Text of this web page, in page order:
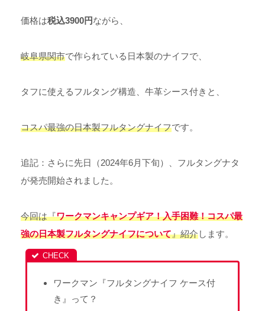
価格は税込3900円ながら、
岐阜県関市で作られている日本製のナイフで、
タフに使えるフルタング構造、牛革シース付きと、
コスパ最強の日本製フルタングナイフです。
追記：さらに先日（2024年6月下旬）、フルタングナタ
が発売開始されました。
今回は『ワークマンキャンプギア！入手困難！コスパ最
強の日本製フルタングナイフについて』紹介します。
ワークマン『フルタングナイフ ケース付
き』って？